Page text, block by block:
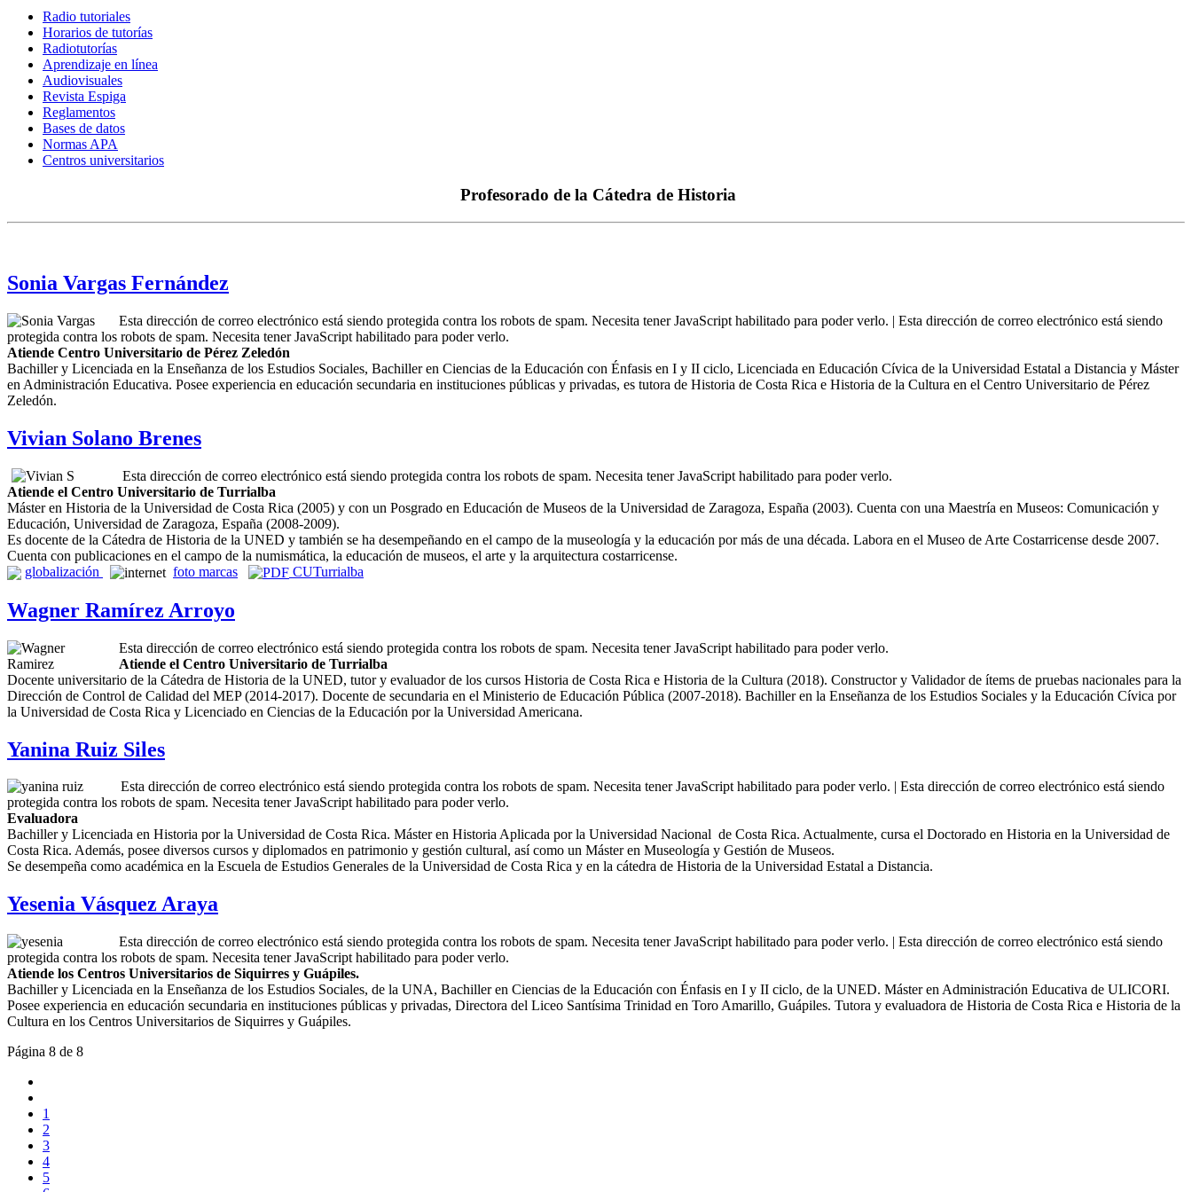
Radio tutoriales
Horarios de tutorías
Radiotutorías
Aprendizaje en línea
Audiovisuales
Revista Espiga
Reglamentos
Bases de datos
Normas APA
Centros universitarios
Profesorado de la Cátedra de Historia
Sonia Vargas Fernández
Esta dirección de correo electrónico está siendo protegida contra los robots de spam. Necesita tener JavaScript habilitado para poder verlo. | Esta dirección de correo electrónico está siendo
protegida contra los robots de spam. Necesita tener JavaScript habilitado para poder verlo.
Atiende Centro Universitario de Pérez Zeledón
Bachiller y Licenciada en la Enseñanza de los Estudios Sociales, Bachiller en Ciencias de la Educación con Énfasis en I y II ciclo, Licenciada en Educación Cívica de la Universidad Estatal a Distancia y Máster
en Administración Educativa. Posee experiencia en educación secundaria en instituciones públicas y privadas, es tutora de Historia de Costa Rica e Historia de la Cultura en el Centro Universitario de Pérez
Zeledón.
Vivian Solano Brenes
Esta dirección de correo electrónico está siendo protegida contra los robots de spam. Necesita tener JavaScript habilitado para poder verlo.
Atiende el Centro Universitario de Turrialba
Máster en Historia de la Universidad de Costa Rica (2005) y con un Posgrado en Educación de Museos de la Universidad de Zaragoza, España (2003). Cuenta con una Maestría en Museos: Comunicación y
Educación, Universidad de Zaragoza, España (2008-2009).
Es docente de la Cátedra de Historia de la UNED y también se ha desempeñando en el campo de la museología y la educación por más de una década. Labora en el Museo de Arte Costarricense desde 2007.
Cuenta con publicaciones en el campo de la numismática, la educación de museos, el arte y la arquitectura costarricense.
globalización
foto marcas CUTurrialba
Wagner Ramírez Arroyo
Esta dirección de correo electrónico está siendo protegida contra los robots de spam. Necesita tener JavaScript habilitado para poder verlo.
Atiende el Centro Universitario de Turrialba
Docente universitario de la Cátedra de Historia de la UNED, tutor y evaluador de los cursos Historia de Costa Rica e Historia de la Cultura (2018). Constructor y Validador de ítems de pruebas nacionales para la
Dirección de Control de Calidad del MEP (2014-2017). Docente de secundaria en el Ministerio de Educación Pública (2007-2018). Bachiller en la Enseñanza de los Estudios Sociales y la Educación Cívica por
la Universidad de Costa Rica y Licenciado en Ciencias de la Educación por la Universidad Americana.
Yanina Ruiz Siles
Esta dirección de correo electrónico está siendo protegida contra los robots de spam. Necesita tener JavaScript habilitado para poder verlo.
Esta dirección de correo electrónico está siendo
protegida contra los robots de spam. Necesita tener JavaScript habilitado para poder verlo.
Evaluadora
Bachiller y Licenciada en Historia por la Universidad de Costa Rica. Máster en Historia Aplicada por la Universidad Nacional de Costa Rica. Actualmente, cursa el Doctorado en Historia en la Universidad de
Costa Rica. Además, posee diversos cursos y diplomados en patrimonio y gestión cultural, así como un Máster en Museología y Gestión de Museos.
Se desempeña como académica en la Escuela de Estudios Generales de la Universidad de Costa Rica y en la cátedra de Historia de la Universidad Estatal a Distancia.
Yesenia Vásquez Araya
Esta dirección de correo electrónico está siendo protegida contra los robots de spam. Necesita tener JavaScript habilitado para poder verlo. | Esta dirección de correo electrónico está siendo
protegida contra los robots de spam. Necesita tener JavaScript habilitado para poder verlo.
Atiende los Centros Universitarios de Siquirres y Guápiles.
Bachiller y Licenciada en la Enseñanza de los Estudios Sociales, de la UNA, Bachiller en Ciencias de la Educación con Énfasis en I y II ciclo, de la UNED. Máster en Administración Educativa de ULICORI.
Posee experiencia en educación secundaria en instituciones públicas y privadas, Directora del Liceo Santísima Trinidad en Toro Amarillo, Guápiles. Tutora y evaluadora de Historia de Costa Rica e Historia de la
Cultura en los Centros Universitarios de Siquirres y Guápiles.
Página 8 de 8
1
2
3
4
5